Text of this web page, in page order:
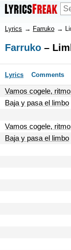
Lyrics → Farruko →
Farruko –
Lyrics Comments
Vamos cogele,
Baja y pasa el limbo
Vamos cogele,
Baja y pasa el limbo